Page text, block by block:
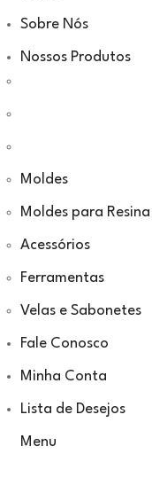
Sobre Nós
Nossos Produtos
Moldes
Moldes para Resina
Acessórios
Ferramentas
Velas e Sabonetes
Fale Conosco
Minha Conta
Lista de Desejos
Menu